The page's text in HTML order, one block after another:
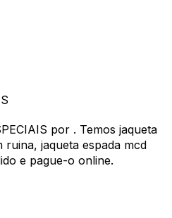
por . Temos jaqueta
jaqueta espada mcd
e pague-o online.